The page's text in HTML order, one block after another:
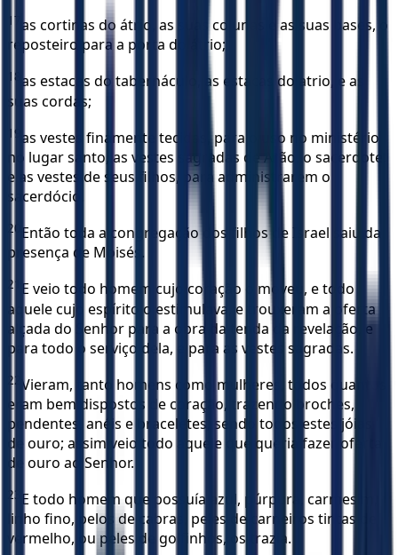
17 as cortinas do átrio, as suas colunas e as suas bases, o
reposteiro para a porta do átrio;
18 as estacas do tabernáculo, as estacas do atrio, e as
suas cordas;
19 as vestes finamente tecidas, para o uso no ministério
no lugar santo, as vestes sagradas de Arão, o sacerdote,
e as vestes de seus filhos, para administrarem o
sacerdócio.
20 Então toda a congregação dos filhos de Israel saiu da
presença de Moisés.
21
E veio todo homem cujo coração o moveu, e todo
aquele cujo espírito o estimulava, e trouxeram a oferta
alçada do Senhor para a obra da tenda da revelação, e
para todo o serviço dela, e para as vestes sagradas.
22 Vieram, tanto homens como mulheres, todos quantos
eram bem dispostos de coração, trazendo broches,
pendentes, anéis e braceletes, sendo todos estes jóias
de ouro; assim veio todo aquele que queria fazer oferta
de ouro ao Senhor.
23 E todo homem que possuía azul, púrpura, carmesim,
linho fino, pelos de cabras, peles de carneiros tintas de
vermelho, ou peles de golfinhos, os trazia.